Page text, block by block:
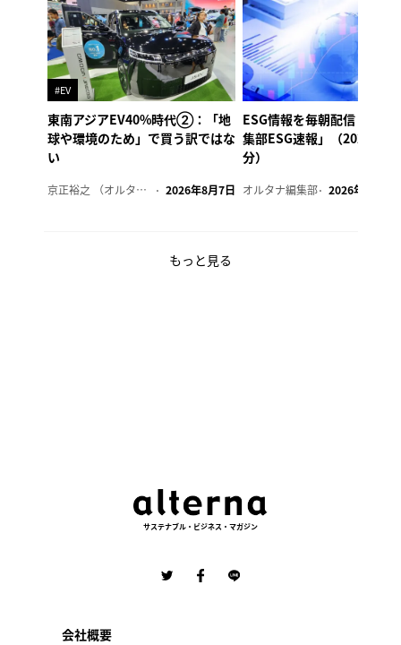
#EV
東南アジアEV40%時代②：「地
球や環境のため」で買う訳ではな
い
京正裕之 （オルタナ副編集長） 2026年8月7日
ESG情報を毎朝配信「オル
集部ESG速報」（2026年8
分）
オルタナ編集部 2026年8月7日
もっと見る
サステナブル・ビジネス・マガジン
会社概要